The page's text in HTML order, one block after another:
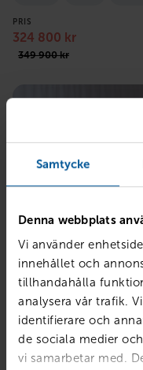
Samtycke
Denna webbplats
Vi använder
innehållet och
tillhandahålla
analysera vår trafik.
identifierare och
de sociala medier
vi samarbetar med.
PRIS
324 800 kr
349 900kr
AUDI
Avant 45 TFSI Quattro
Norrköping - Lindövägen